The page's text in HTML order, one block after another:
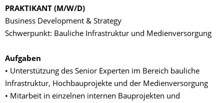
PRAKTIKANT (M/W/D)
Business Development & Strategy
Schwerpunkt: Bauliche Infrastruktur und Medienversorgung
Aufgaben
• Unterstützung des Senior Experten im Bereich bauliche
Infrastruktur, Hochbauprojekte und der Medienversorgung
• Mitarbeit in einzelnen internen Bauprojekten und